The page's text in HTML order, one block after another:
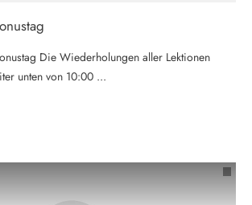
Die Wiederholungen aller Lektionen
unten von 10:00 ...